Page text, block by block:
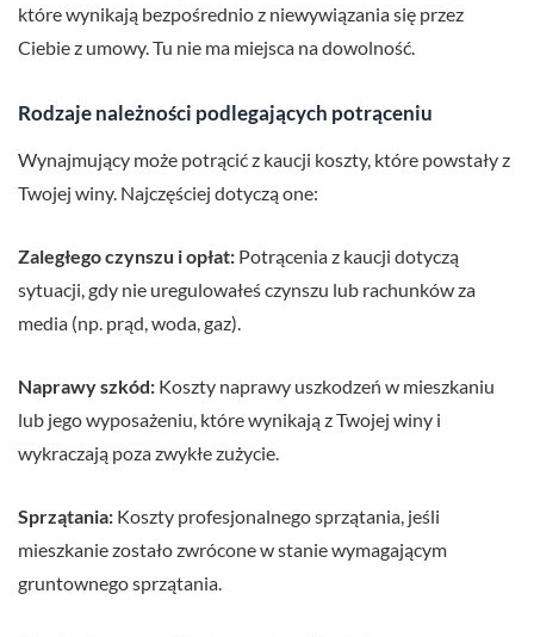
które wynikają bezpośrednio z niewywiązania się przez
Ciebie z umowy. Tu nie ma miejsca na dowolność.
Rodzaje należności podlegających potrąceniu
Wynajmujący może potrącić z kaucji koszty, które powstały z
Twojej winy. Najczęściej dotyczą one:
Zaległego czynszu i opłat: Potrącenia z kaucji dotyczą
sytuacji, gdy nie uregulowałeś czynszu lub rachunków za
media (np. prąd, woda, gaz).
Naprawy szkód: Koszty naprawy uszkodzeń w mieszkaniu
lub jego wyposażeniu, które wynikają z Twojej winy i
wykraczają poza zwykłe zużycie.
Sprzątania: Koszty profesjonalnego sprzątania, jeśli
mieszkanie zostało zwrócone w stanie wymagającym
gruntownego sprzątania.